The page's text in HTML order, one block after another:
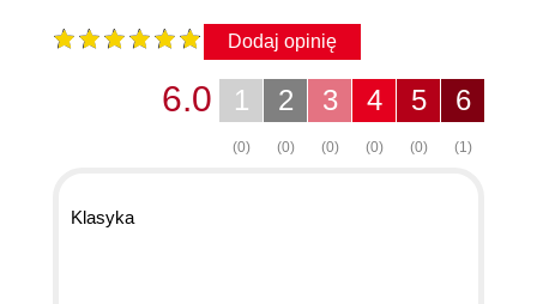
Dodaj opinię
6
(1)
5
(0)
4
(0)
3
(0)
2
(0)
1
(0)
6.0
Klasyka